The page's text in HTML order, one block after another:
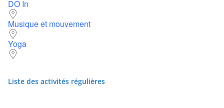
DO In
Musique et mouvement
Yoga
Liste des activités régulières